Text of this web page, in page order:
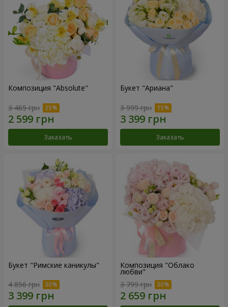
Композиция "Absolute"
3 465 грн
Заказать
Букет "Ариана"
3 999 грн
Заказать
Букет "Римские каникулы"
4 856 грн
Композиция "Облако
любви"
3 799 грн